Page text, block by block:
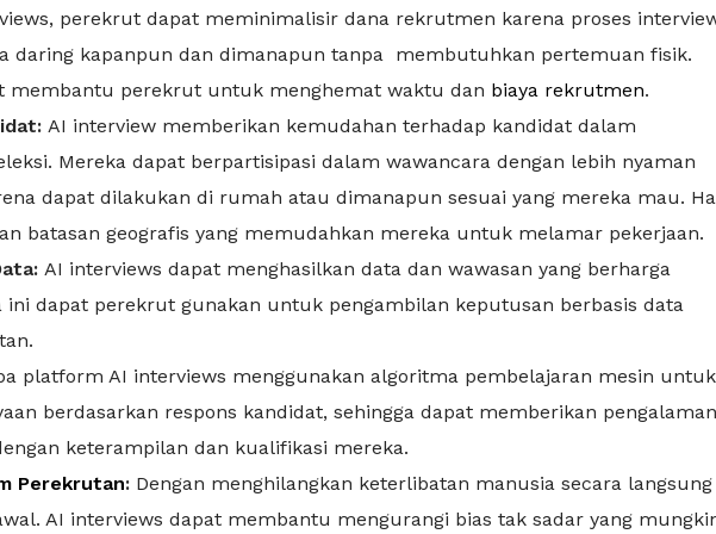
perekrut dapat meminimalisir dana rekrutmen karena proses
daring kapanpun dan dimanapun tanpa membutuhkan pertemuan fisik.
membantu perekrut untuk menghemat waktu dan biaya rekrutmen.
AI interview memberikan kemudahan terhadap kandidat dalam
Mereka dapat berpartisipasi dalam wawancara dengan lebih nyaman
dapat dilakukan di rumah atau dimanapun sesuai yang mereka mau.
batasan geografis yang memudahkan mereka untuk melamar pekerjaan.
AI interviews dapat menghasilkan data dan wawasan yang berharga
ini dapat perekrut gunakan untuk pengambilan keputusan berbasis data
platform AI interviews menggunakan algoritma pembelajaran mesin untuk
berdasarkan respons kandidat, sehingga dapat memberikan pengalaman
keterampilan dan kualifikasi mereka.
Perekrutan: Dengan menghilangkan keterlibatan manusia secara langsung
AI interviews dapat membantu mengurangi bias tak sadar yang